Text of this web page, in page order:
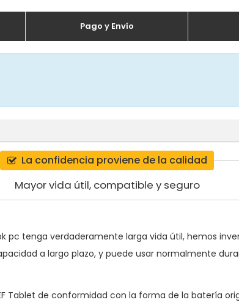
Pago y Envío
La confidencia proviene de la calidad
Mayor vida útil, compatible y seguro
pc tenga verdaderamente larga vida útil, hemos
a largo plazo, y puede usar normalmente
Tablet de conformidad con la forma de la batería